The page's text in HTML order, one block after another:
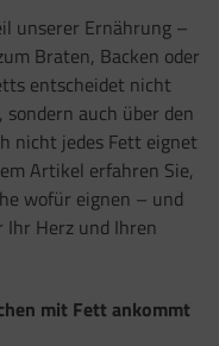
unserer Ernährung –
Braten, Backen oder
entscheidet nicht
auch über den
nicht jedes Fett eignet
Artikel erfahren Sie,
wofür eignen – und
Herz und Ihren
mit Fett ankommt